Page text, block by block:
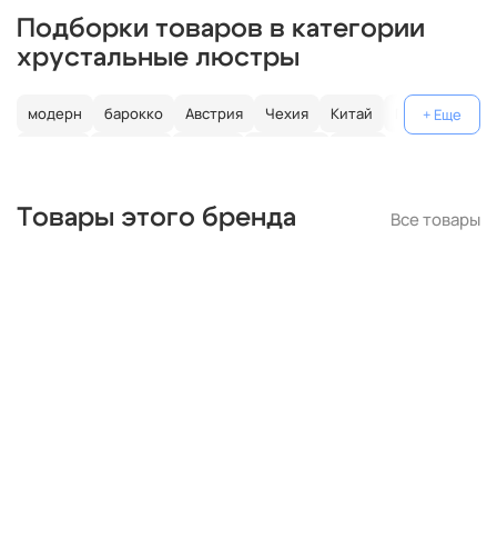
Подборки товаров в категории
хрустальные люстры
модерн барокко Австрия Чехия Китай
Германия
круглые
классические светодиодные
кольцо
Товары этого бренда Все товары